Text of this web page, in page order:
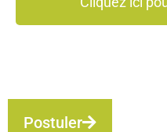
Postuler